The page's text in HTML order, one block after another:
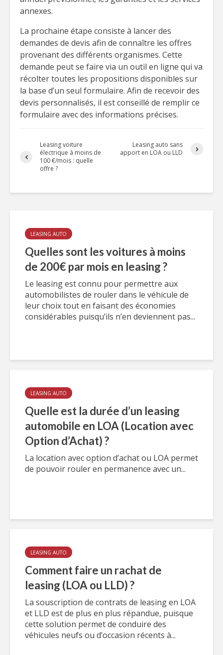
annexes.
La prochaine étape consiste à lancer des
demandes de devis afin de connaître les offres
provenant des différents organismes. Cette
demande peut se faire via un outil en ligne qui va
récolter toutes les propositions disponibles sur
la base d’un seul formulaire. Afin de recevoir des
devis personnalisés, il est conseillé de remplir ce
formulaire avec des informations précises.
Leasing voiture
électrique à moins de
100 €/mois : quelle
offre ?
Leasing auto sans
apport en LOA ou LLD
LEASING AUTO
Quelles sont les voitures à moins
de 200€ par mois en leasing ?
Le leasing est connu pour permettre aux
automobilistes de rouler dans le véhicule de
leur choix tout en faisant des économies
considérables puisqu’ils n’en deviennent pas...
LEASING AUTO
Quelle est la durée d’un leasing
automobile en LOA (Location avec
Option d’Achat) ?
La location avec option d’achat ou LOA permet
de pouvoir rouler en permanence avec un...
LEASING AUTO
Comment faire un rachat de
leasing (LOA ou LLD) ?
La souscription de contrats de leasing en LOA
et LLD est de plus en plus répandue, puisque
cette solution permet de conduire des
véhicules neufs ou d’occasion récents à...